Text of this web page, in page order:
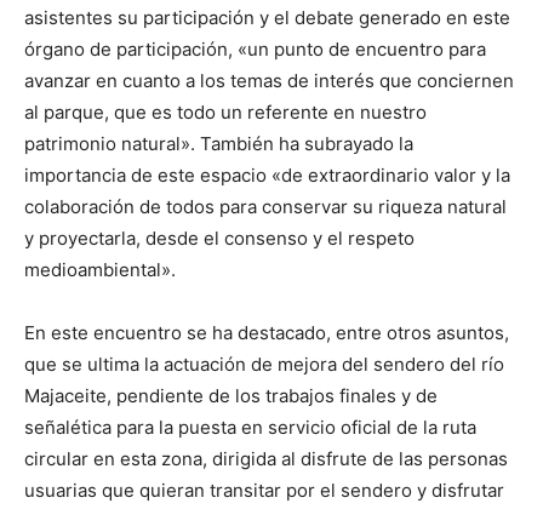
asistentes su participación y el debate generado en este
órgano de participación, «un punto de encuentro para
avanzar en cuanto a los temas de interés que conciernen
al parque, que es todo un referente en nuestro
patrimonio natural». También ha subrayado la
importancia de este espacio «de extraordinario valor y la
colaboración de todos para conservar su riqueza natural
y proyectarla, desde el consenso y el respeto
medioambiental».
En este encuentro se ha destacado, entre otros asuntos,
que se ultima la actuación de mejora del sendero del río
Majaceite, pendiente de los trabajos finales y de
señalética para la puesta en servicio oficial de la ruta
circular en esta zona, dirigida al disfrute de las personas
usuarias que quieran transitar por el sendero y disfrutar